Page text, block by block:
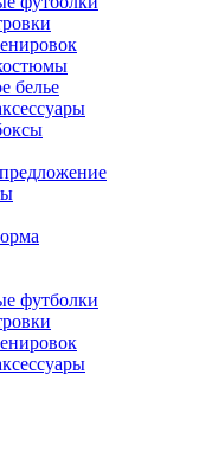
белье
футболки